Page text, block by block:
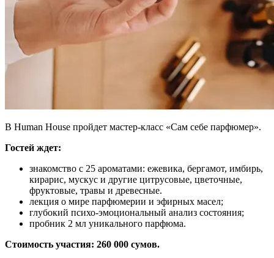
В Human House пройдет мастер-класс «Сам себе парфюмер».
Гостей ждет:
знакомство с 25 ароматами: ежевика, бергамот, имбирь,
кирарис, мускус и другие цитрусовые, цветочные,
фруктовые, травы и древесные.
лекция о мире парфюмерии и эфирных масел;
глубокий психо-эмоциональный анализ состояния;
пробник 2 мл уникального парфюма.
Стоимость участия: 260 000 сумов.